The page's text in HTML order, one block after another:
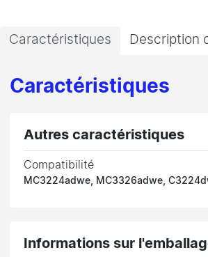
Caractéristiques Description
Caractéristiques
Autres caractéristiques
Compatibilité
MC3224adwe, MC3326adwe,
Informations sur